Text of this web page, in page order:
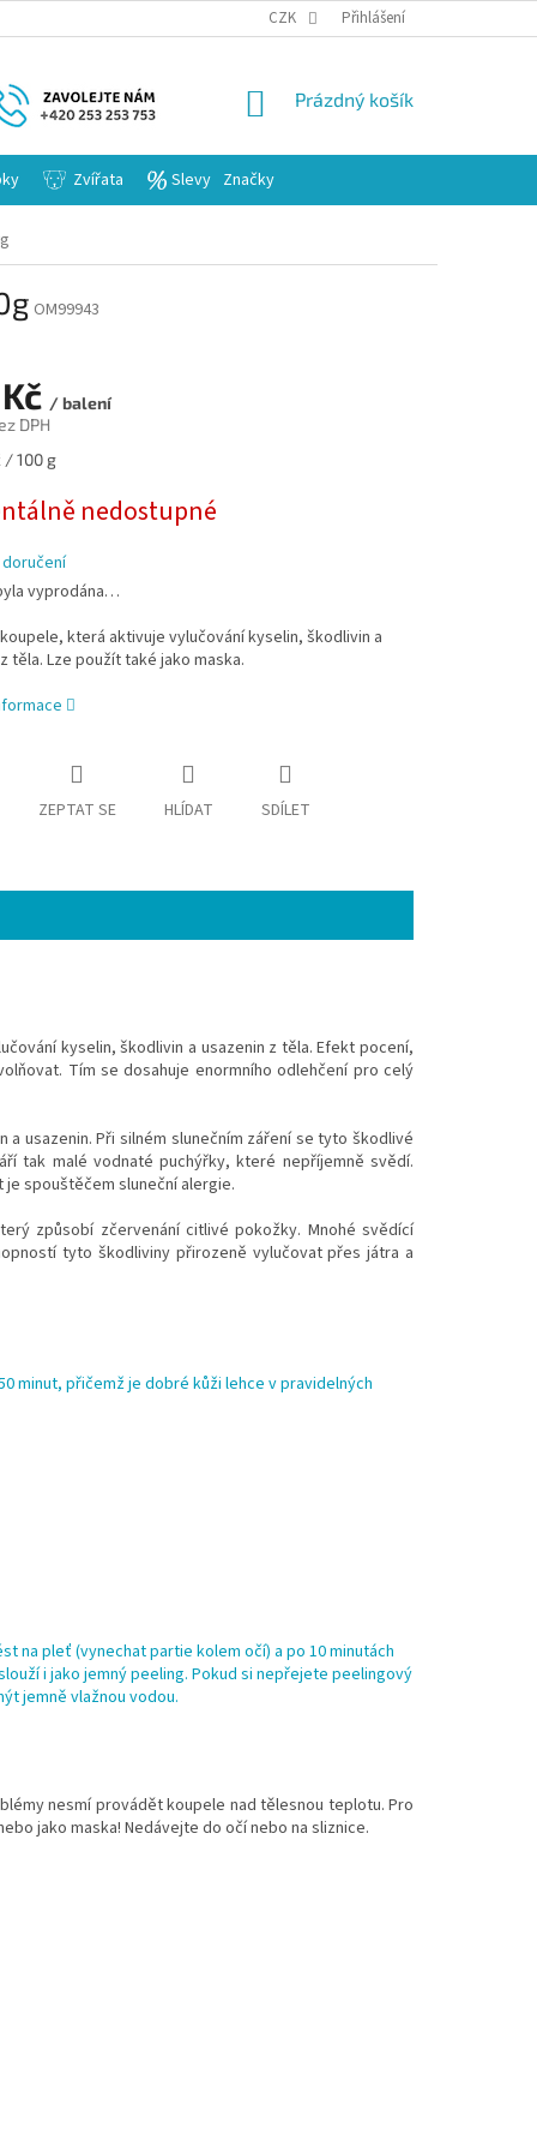
CZK Přihlášení
NÁKUPNÍ
Prázdný košík
Zvířata Slevy Značky
OM99943
/ balení
DPH
/ 100 g
nedostupné
vyprodána…
která aktivuje vylučování kyselin, škodlivin a
těla. Lze použít také jako maska.
ZEPTAT SE HLÍDAT SDÍLET
kyselin, škodlivin a usazenin z těla. Efekt pocení,
Tím se dosahuje enormního odlehčení pro celý
a usazenin.Při silném slunečním záření se tyto škodlivé
tak malé vodnaté puchýřky, které nepříjemně svědí.
spouštěčem sluneční alergie.
způsobí zčervenání citlivé pokožky. Mnohé svědící
tyto škodliviny přirozeně vylučovat přes játra a
minut, přičemž je dobré kůži lehce v pravidelných
na pleť (vynechat partie kolem očí) a po 10 minutách
i jako jemný peeling. Pokud si nepřejete peelingový
jemně vlažnou vodou.
nesmí provádět koupele nad tělesnou teplotu. Pro
jako maska! Nedávejte do očí nebo na sliznice.